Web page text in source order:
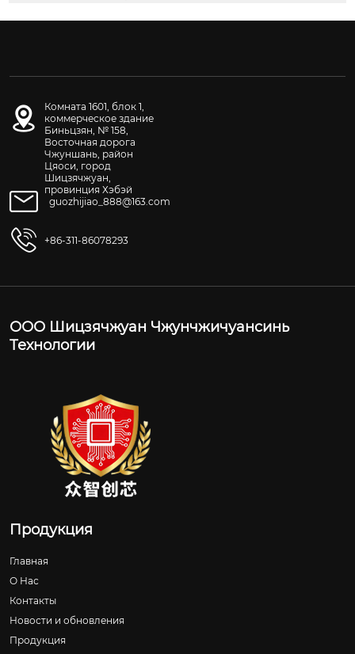
Комната 1601, блок 1,
коммерческое здание
Биньцзян, № 158,
Восточная дорога
Чжуншань, район
Цяоси, город
Шицзячжуан,
провинция Хэбэй
guozhijiao_888@163.com
+86-311-86078293
ООО Шицзячжуан Чжунчжичуансинь
Технологии
Продукция
Главная
О Нас
Контакты
Новости и обновления
Продукция